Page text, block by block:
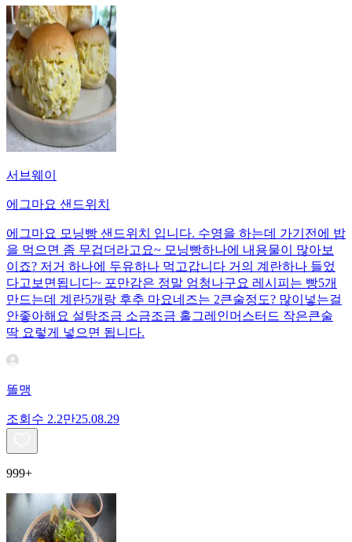
서브웨이
에그마요 샌드위치
에그마요 모닝빵 샌드위치 입니다. 수영을 하는데 가기전에 밥
을 먹으면 좀 무겁더라고요~ 모닝빵하나에 내용물이 많아보
이죠? 저거 하나에 두유하나 먹고갑니다 거의 계란하나 들었
다고보면됩니다~ 포만감은 정말 엄청나구요 레시피는 빵5개
만드는데 계란5개랑 후추 마요네즈는 2큰술정도? 많이넣는걸
안좋아해요 설탕조금 소금조금 홀그레인머스터드 작은큰술
딱 요렇게 넣으면 됩니다.
똘맹
조회수 2.2만25.08.29
999+